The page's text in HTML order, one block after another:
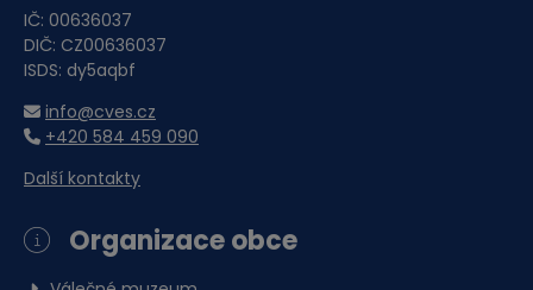
IČ: 00636037
DIČ: CZ00636037
ISDS: dy5aqbf
info@cves.cz
+420 584 459 090
Další kontakty
Organizace obce